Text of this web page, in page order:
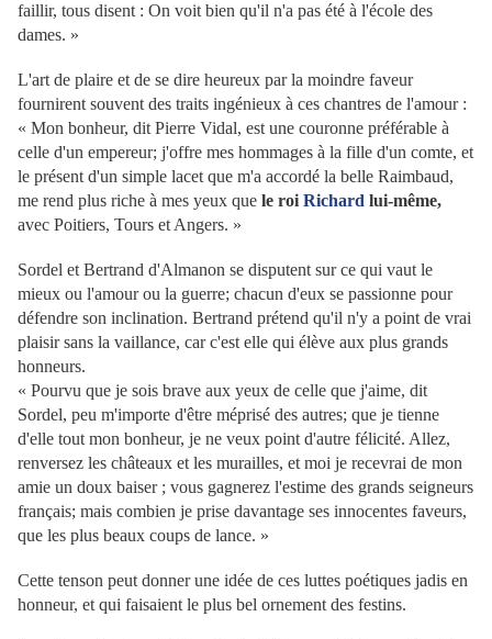
faillir, tous disent : On voit bien qu'il n'a pas été à l'école des
dames. »
L'art de plaire et de se dire heureux par la moindre faveur
fournirent souvent des traits ingénieux à ces chantres de l'amour :
« Mon bonheur, dit Pierre Vidal, est une couronne préférable à
celle d'un empereur; j'offre mes hommages à la fille d'un comte, et
le présent d'un simple lacet que m'a accordé la belle Raimbaud,
me rend plus riche à mes yeux que le roi Richard lui-même,
avec Poitiers, Tours et Angers. »
Sordel et Bertrand d'Almanon se disputent sur ce qui vaut le
mieux ou l'amour ou la guerre; chacun d'eux se passionne pour
défendre son inclination. Bertrand prétend qu'il n'y a point de vrai
plaisir sans la vaillance, car c'est elle qui élève aux plus grands
honneurs.
« Pourvu que je sois brave aux yeux de celle que j'aime, dit
Sordel, peu m'importe d'être méprisé des autres; que je tienne
d'elle tout mon bonheur, je ne veux point d'autre félicité. Allez,
renversez les châteaux et les murailles, et moi je recevrai de mon
amie un doux baiser ; vous gagnerez l'estime des grands seigneurs
français; mais combien je prise davantage ses innocentes faveurs,
que les plus beaux coups de lance. »
Cette tenson peut donner une idée de ces luttes poétiques jadis en
honneur, et qui faisaient le plus bel ornement des festins.